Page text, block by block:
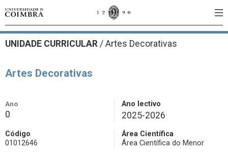
UNIDADE CURRICULAR / Artes Decorativas
Artes Decorativas
Ano
0
Ano lectivo
2025-2026
Código
01012646
Área Científica
Área Científica do Menor